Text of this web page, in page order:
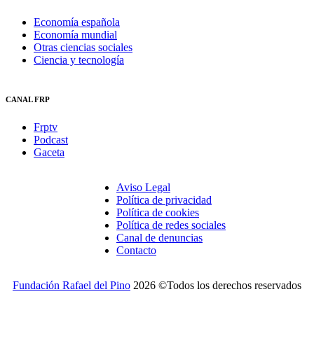
Economía española
Economía mundial
Otras ciencias sociales
Ciencia y tecnología
CANAL FRP
Frptv
Podcast
Gaceta
Aviso Legal
Política de privacidad
Política de cookies
Política de redes sociales
Canal de denuncias
Contacto
Fundación Rafael del Pino 2026 ©Todos los derechos reservados